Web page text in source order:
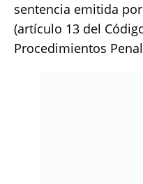
sentencia emitida
(artículo 13 del
Procedimientos